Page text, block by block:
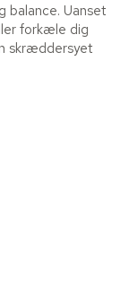
Uanset
forkæle dig
skræddersyet